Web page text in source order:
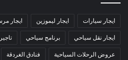
ايجار سيارات ايجار ليموزين ايجار
ايجار نقل سياحي برنامج سياحي
عروض الرحلات السياحية فنادق الغردقة